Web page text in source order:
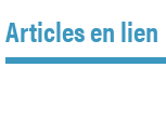
Articles en lien